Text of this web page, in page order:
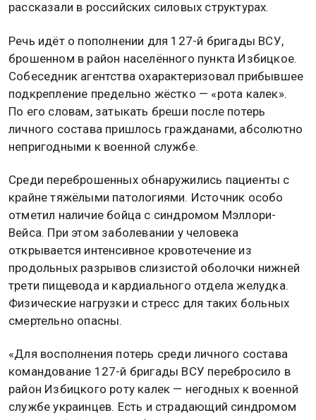
рассказали в российских силовых структурах.
Речь идёт о пополнении для 127-й бригады ВСУ,
брошенном в район населённого пункта Избицкое.
Собеседник агентства охарактеризовал прибывшее
подкрепление предельно жёстко — «рота калек».
По его словам, затыкать бреши после потерь
личного состава пришлось гражданами, абсолютно
непригодными к военной службе.
Среди переброшенных обнаружились пациенты с
крайне тяжёлыми патологиями. Источник особо
отметил наличие бойца с синдромом Мэллори-
Вейса. При этом заболевании у человека
открывается интенсивное кровотечение из
продольных разрывов слизистой оболочки нижней
трети пищевода и кардиального отдела желудка.
Физические нагрузки и стресс для таких больных
смертельно опасны.
«Для восполнения потерь среди личного состава
командование 127-й бригады ВСУ перебросило в
район Избицкого роту калек — негодных к военной
службе украинцев. Есть и страдающий синдромом